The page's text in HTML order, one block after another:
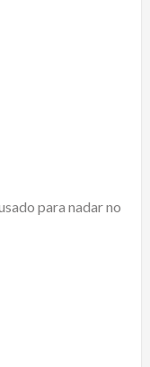
para nadar no